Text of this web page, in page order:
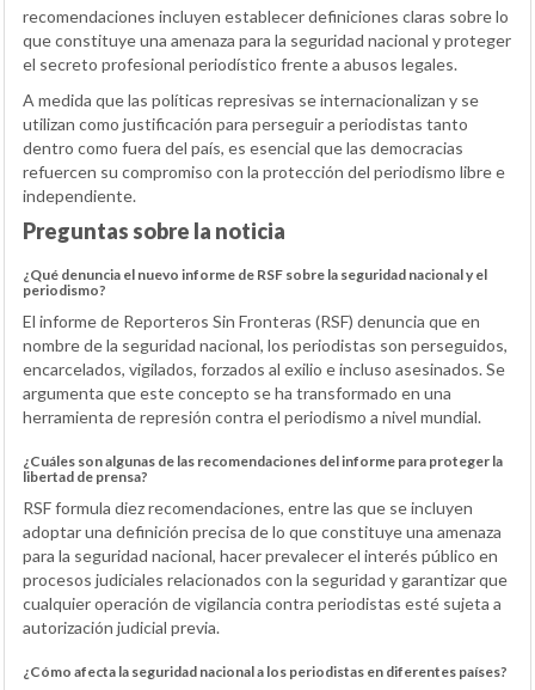
recomendaciones incluyen establecer definiciones claras sobre lo
que constituye una amenaza para la seguridad nacional y proteger
el secreto profesional periodístico frente a abusos legales.
A medida que las políticas represivas se internacionalizan y se
utilizan como justificación para perseguir a periodistas tanto
dentro como fuera del país, es esencial que las democracias
refuercen su compromiso con la protección del periodismo libre e
independiente.
Preguntas sobre la noticia
¿Qué denuncia el nuevo informe de RSF sobre la seguridad nacional y el
periodismo?
El informe de Reporteros Sin Fronteras (RSF) denuncia que en
nombre de la seguridad nacional, los periodistas son perseguidos,
encarcelados, vigilados, forzados al exilio e incluso asesinados. Se
argumenta que este concepto se ha transformado en una
herramienta de represión contra el periodismo a nivel mundial.
¿Cuáles son algunas de las recomendaciones del informe para proteger la
libertad de prensa?
RSF formula diez recomendaciones, entre las que se incluyen
adoptar una definición precisa de lo que constituye una amenaza
para la seguridad nacional, hacer prevalecer el interés público en
procesos judiciales relacionados con la seguridad y garantizar que
cualquier operación de vigilancia contra periodistas esté sujeta a
autorización judicial previa.
¿Cómo afecta la seguridad nacional a los periodistas en diferentes países?